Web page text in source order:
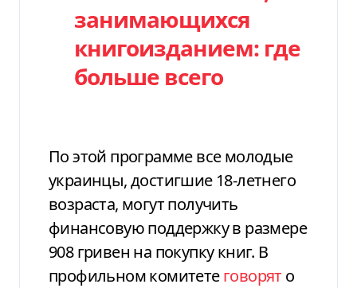
занимающихся
книгоизданием: где
больше всего
По этой программе все молодые
украинцы, достигшие 18-летнего
возраста, могут получить
финансовую поддержку в размере
908 гривен на покупку книг. В
профильном комитетеговорят о